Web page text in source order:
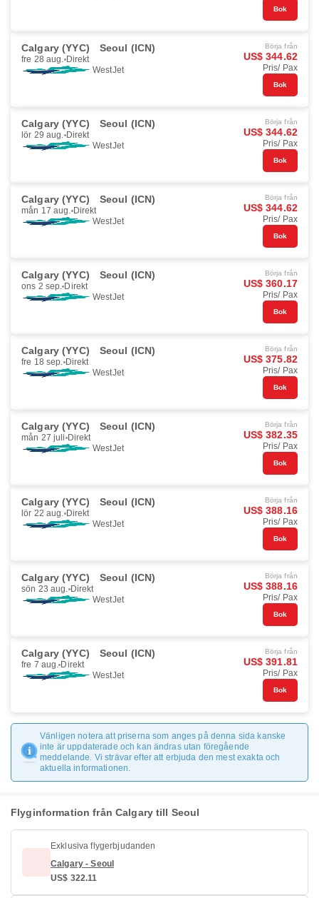
Bok
Calgary (YYC) Seoul (ICN)
fre 28 aug. Direkt
WestJet
Börja från
US$ 344.62
Pris/ Pax
Bok
Calgary (YYC) Seoul (ICN)
lör 29 aug. Direkt
WestJet
Börja från
US$ 344.62
Pris/ Pax
Bok
Calgary (YYC) Seoul (ICN)
mån 17 aug. Direkt
WestJet
Börja från
US$ 344.62
Pris/ Pax
Bok
Calgary (YYC) Seoul (ICN)
ons 2 sep. Direkt
WestJet
Börja från
US$ 360.17
Pris/ Pax
Bok
Calgary (YYC) Seoul (ICN)
fre 18 sep. Direkt
WestJet
Börja från
US$ 375.82
Pris/ Pax
Bok
Calgary (YYC) Seoul (ICN)
mån 27 juli Direkt
WestJet
Börja från
US$ 382.35
Pris/ Pax
Bok
Calgary (YYC) Seoul (ICN)
lör 22 aug. Direkt
WestJet
Börja från
US$ 388.16
Pris/ Pax
Bok
Calgary (YYC) Seoul (ICN)
sön 23 aug. Direkt
WestJet
Börja från
US$ 388.16
Pris/ Pax
Bok
Calgary (YYC) Seoul (ICN)
fre 7 aug. Direkt
WestJet
Börja från
US$ 391.81
Pris/ Pax
Bok
Vänligen notera att priserna som anges på denna sida kanske
inte är uppdaterade och kan ändras utan föregående
meddelande. Vi strävar efter att erbjuda den mest exakta och
aktuella informationen.
Flyginformation från Calgary till Seoul
Exklusiva flygerbjudanden
Calgary - Seoul
US$ 322.11